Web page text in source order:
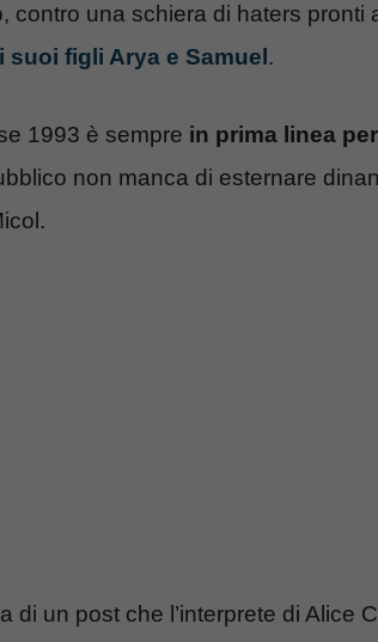
contro una schiera di haters pronti
figli Arya e Samuel .
1993 è sempre in prima linea
non manca di esternare
un post che l’interprete di Alice